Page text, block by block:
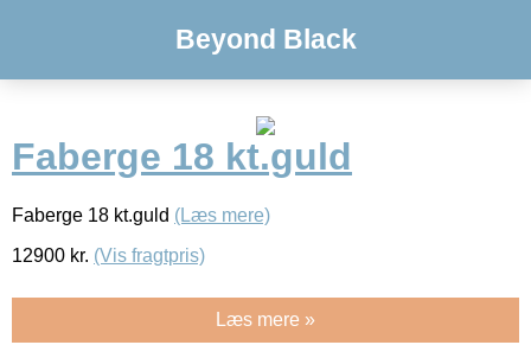
Beyond Black
Faberge 18 kt.guld
Faberge 18 kt.guld (Læs mere)
12900 kr. (Vis fragtpris)
Læs mere »